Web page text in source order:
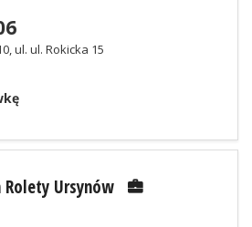
ul. ul. Rokicka 15
Rolety Ursynów